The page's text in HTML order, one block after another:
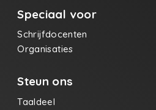
Speciaal voor
Schrijfdocenten
Organisaties
Steun ons
Taaldeel